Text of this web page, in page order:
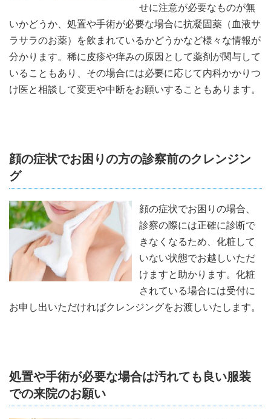
せに注意が必要なものが無
いかどうか、処置や手術が必要な場合に抗凝固薬（血液サ
ラサラのお薬）を飲まれているかどうかなど様々な情報が
分かります。稀に皮疹や痒みの原因として薬剤が関与して
いることもあり、その場合には必要に応じて内科かかりつ
け医と相談して変更や中断をお願いすることもあります。
顔の症状でお困りの方の診察前のクレンジン
グ
顔の症状でお困りの場合、
診察の際には正確に診断で
きなくなるため、化粧して
いない状態でお越しいただ
けますと助かります。化粧
されている場合には受付に
お申し出いただければクレンジングをお渡しいたします。
処置や手術が必要な場合は汚れても良い服装
での来院のお願い